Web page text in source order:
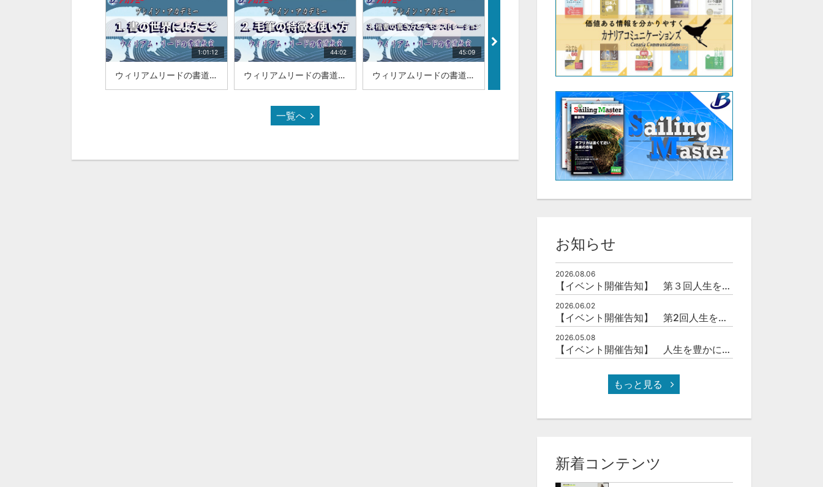
1:01:12
ウィリアムリードの書道教室|「1.書の世界にようこそ」|山梨学院大学 国際リベラルアーツ学部（iCLA）教授 ウィリアム・リード
44:02
ウィリアムリードの書道教室|「2.毛筆の特徴と使い方」|山梨学院大学 国際リベラルアーツ学部（iCLA）教授 ウィリアム・リード
45:09
ウィリアムリードの書道教室|「3.楷書の書き方とデモンストレーション」|山梨学院大学 国際リベラルアーツ学部（iCLA）教授 ウィリアム・リード
45:20
ウィリアムリードの書道教室|「4.行書と草書の手本の書き方と特徴」|山梨学院大学 国際リベラルアーツ学部（iCLA）教授 ウィリアム・リード
45:31
ウィリアムリードの書道教室|「5.千字文の楷・行・草」|山梨学院大学 国際リベラルアーツ学部（iCLA）教授 ウィリアム・リード
一覧へ
お知らせ
2026.08.06
【イベント開催告知】 第３回人生を豊かにする「本の力」を学ぶ会
2026.06.02
【イベント開催告知】 第2回人生を豊かにする「本の力」を学ぶ会
2026.05.08
【イベント開催告知】 人生を豊かにする「本の力」を学ぶ会
もっと見る
新着コンテンツ